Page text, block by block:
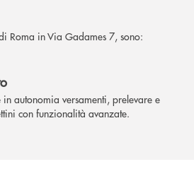
Roma in Via Gadames 7, sono:
in autonomia versamenti, prelevare e
con funzionalità avanzate.